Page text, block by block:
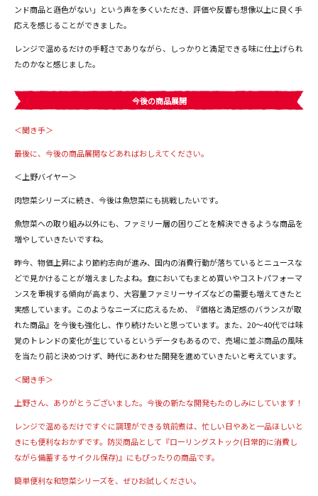
ンド商品と遜色がない」という声を多くいただき、評価や反響も想像以上に良く手
応えを感じることができました。
レンジで温めるだけの手軽さでありながら、しっかりと満足できる味に仕上げられ
たのかなと感じました。
今後の商品展開
＜聞き手＞
最後に、今後の商品展開などあればおしえてください。
＜上野バイヤー＞
肉惣菜シリーズに続き、今後は魚惣菜にも挑戦したいです。
魚惣菜への取り組み以外にも、ファミリー層の困りごとを解決できるような商品を
増やしていきたいですね。
昨今、物価上昇により節約志向が進み、国内の消費行動が落ちているとニュースな
どで見かけることが増えましたよね。食においてもまとめ買いやコストパフォーマ
ンスを重視する傾向が高まり、大容量ファミリーサイズなどの需要も増えてきたと
実感しています。このようなニーズに応えるため、『価格と満足感のバランスが取
れた商品』を今後も強化し、作り続けたいと思っています。また、20～40代では味
覚のトレンドの変化が生じているというデータもあるので、売場に並ぶ商品の風味
を当たり前と決めつけず、時代にあわせた開発を進めていきたいと考えています。
＜聞き手＞
上野さん、ありがとうございました。今後の新たな開発もたのしみにしています！
レンジで温めるだけですぐに調理ができる筑前煮は、忙しい日やあと一品ほしいと
きにも便利なおかずです。防災商品として『ローリングストック(日常的に消費し
ながら備蓄するサイクル保存)』にもぴったりの商品です。
簡単便利な和惣菜シリーズを、ぜひお試しください。